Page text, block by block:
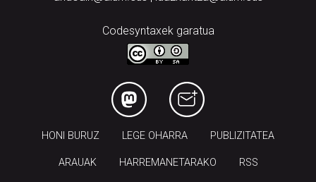
Codesyntaxek garatua
HONI BURUZ LEGE OHARRA PUBLIZITATEA
ARAUAK HARREMANETARAKO RSS